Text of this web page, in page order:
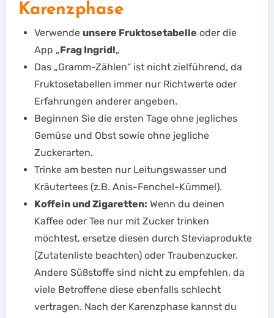
Karenzphase
Verwende unsere Fruktosetabelle oder die
App „Frag Ingrid!„
Das „Gramm-Zählen“ ist nicht zielführend, da
Fruktosetabellen immer nur Richtwerte oder
Erfahrungen anderer angeben.
Beginnen Sie die ersten Tage ohne jegliches
Gemüse und Obst sowie ohne jegliche
Zuckerarten.
Trinke am besten nur Leitungswasser und
Kräutertees (z.B. Anis-Fenchel-Kümmel).
Koffein und Zigaretten: Wenn du deinen
Kaffee oder Tee nur mit Zucker trinken
möchtest, ersetze diesen durch Steviaprodukte
(Zutatenliste beachten) oder Traubenzucker.
Andere Süßstoffe sind nicht zu empfehlen, da
viele Betroffene diese ebenfalls schlecht
vertragen. Nach der Karenzphase kannst du